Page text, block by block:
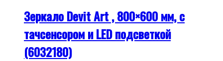
Зеркало Devit Art , 800×600 мм, с
тачсенсором и LED подсветкой
(6032180)